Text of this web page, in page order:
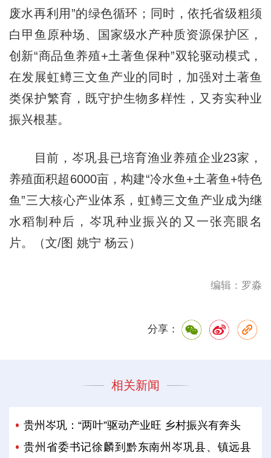
废水再利用”的绿色循环；同时，依托省级粗须
白甲鱼原种场、国家级水产种质资源保护区，
创新“商品鱼养殖+土著鱼保种”双轮驱动模式，
在发展虹鳟三文鱼产业的同时，加强对土著鱼
类保护繁育，既守护生物多样性，又夯实种业
振兴根基。
目前，岑巩县已培育渔业养殖企业23家，
养殖面积超6000亩，构建“冷水鱼+土著鱼+特色
鱼”三大核心产业体系，虹鳟三文鱼产业成为继
水稻制种后，岑巩种业振兴的又一张亮眼名
片。（文/图 姚宁 杨云）
编辑：罗淼
分享：
相关新闻
贵州岑巩：“两叶”驱动产业旺 乡村振兴有奔头
贵州省委书记徐麟到黔东南州岑巩县、镇远县